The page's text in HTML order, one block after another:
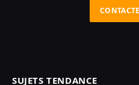
SUJETS TENDANCE